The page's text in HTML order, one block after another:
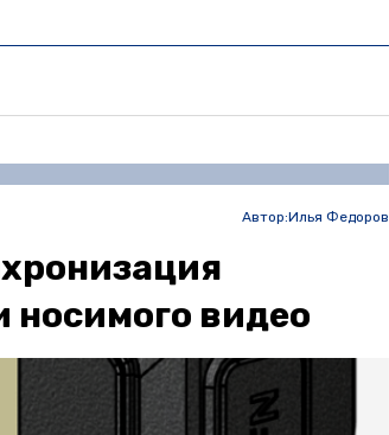
Автор:Илья Федоров
носимого видео